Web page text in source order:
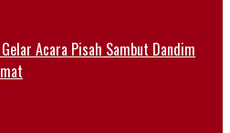
Acara Pisah Sambut Dandim